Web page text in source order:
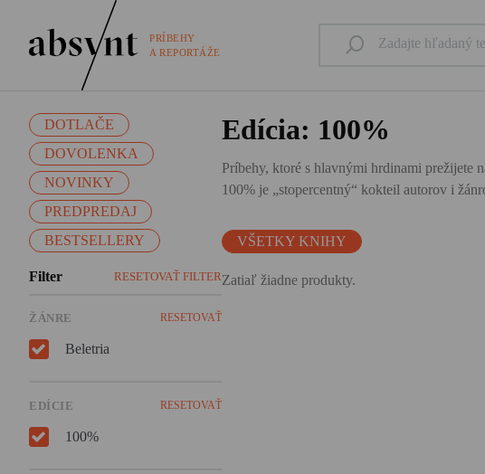
PRÍBEHY
A REPORTÁŽE
DOTLAČE
DOVOLENKA
NOVINKY
PREDPREDAJ
BESTSELLERY
Filter RESETOVAŤ FILTER
ŽÁNRE RESETOVAŤ
Beletria
EDÍCIE RESETOVAŤ
100%
Edícia: 100%
Príbehy, ktoré s hlavnými hrdinami prežijete
100% je „stopercentný“ kokteil autorov i
VŠETKY KNIHY
Zatiaľ žiadne produkty.